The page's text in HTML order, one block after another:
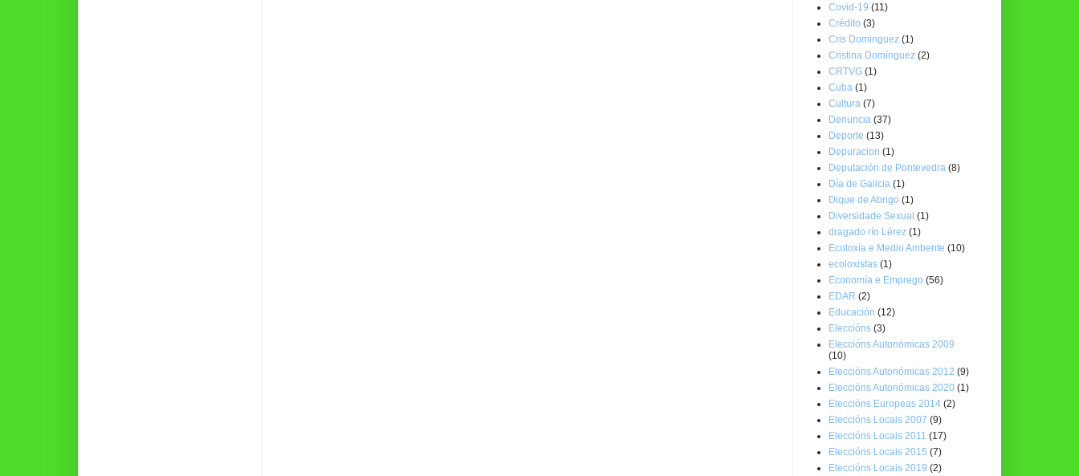
Covid-19 (11)
Crédito (3)
Cris Dominguez (1)
Cristina Domínguez (2)
CRTVG (1)
Cuba (1)
Cultura (7)
Denuncia (37)
Deporte (13)
Depuracion (1)
Deputación de Pontevedra (8)
Día de Galicia (1)
Dique de Abrigo (1)
Diversidade Sexual (1)
dragado río Lérez (1)
Ecoloxía e Medio Ambente (10)
ecoloxistas (1)
Economía e Emprego (56)
EDAR (2)
Educación (12)
Eleccións (3)
Eleccións Autonómicas 2009
(10)
Eleccións Autonómicas 2012 (9)
Eleccións Autonómicas 2020 (1)
Eleccións Europeas 2014 (2)
Eleccións Locais 2007 (9)
Eleccións Locais 2011 (17)
Eleccións Locais 2015 (7)
Eleccións Locais 2019 (2)